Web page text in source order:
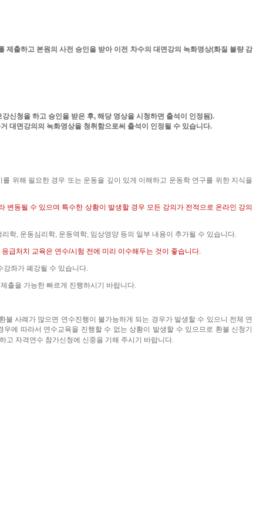
제출하고 본원의 사전 승인을 받아 이전 차수의 대면강의 녹화영상(화질 불량 감
신청을 하고 승인을 받은 후,해당 영상을 시청하면 출석이 인정됨).
대면강의의 녹화영상을 청취함으로써 출석이 인정될 수 있습니다.
위해 필요한 경우 또는 운동을 깊이 있게 이해하고 운동학 연구를 위한 지식을
변동될 수 있으며 특수한 상황이 발생할 경우 모든 강의가 전적으로 온라인 강의
리학, 운동심리학, 운동역학, 임상영양 등의 일부 내용이 추가될 수 있습니다.
응급처치 교육은 연수/시험 전에 미리 이수해두는 것이 좋습니다.
강좌가 폐강될 수 있습니다.
제출을 가능한 빠르게 진행하시기 바랍니다.
불 사례가 많으면 연수진행이 불가능하게 되는 경우가 발생할 수 있으니 전체 연
우에 따라서 연수교육을 진행할 수 없는 상황이 발생할 수 있으므로 환불 신청기
고 자격연수 참가신청에 신중을 기해 주시기 바랍니다.